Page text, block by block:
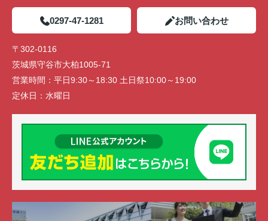
0297-47-1281 お問い合わせ
〒302-0116
茨城県守谷市大柏1005-71
営業時間： 平日9:30～18:30 土日祭10:00～19:00
定休日： 水曜日